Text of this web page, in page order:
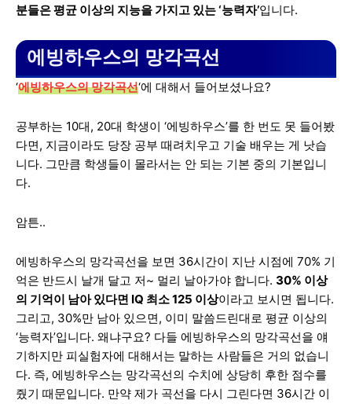
분들은 평균 이상의 지능을 가지고 있는 ‘능력자’입니다.
에빙하우스의 망각곡선
‘에빙하우스의 망각곡선‘에 대해서 들어보셨나요?
공부하는 10대, 20대 학생이 ‘에빙하우스’를 한 번도 못 들어봤
다면, 지금이라도 당장 공부 때려치우고 기술 배우는 게 낫습
니다. 그만큼 학생들이 몰라서는 안 되는 기본 중의 기본입니
다.
암튼..
에빙하우스의 망각곡선을 보면 36시간이 지난 시점에 70% 기
억은 반드시 날개 달고 저~ 멀리 날아가야 합니다. 30% 이상
의 기억이 남아 있다면 IQ 최소 125 이상이라고 보시면 됩니다.
그리고, 30%만 남아 있으면, 이미 말씀드린대로 평균 이상의
‘능력자’입니다. 왜냐구요? 다들 에빙하우스의 망각곡선을 얘
기하지만 피실험자에 대해서는 말하는 사람들은 거의 없습니
다. 즉, 에빙하우스는 망각곡선의 수치에 상당히 후한 점수를
줬기 때문입니다. 만약 제가 곡선을 다시 그린다면 36시간 이